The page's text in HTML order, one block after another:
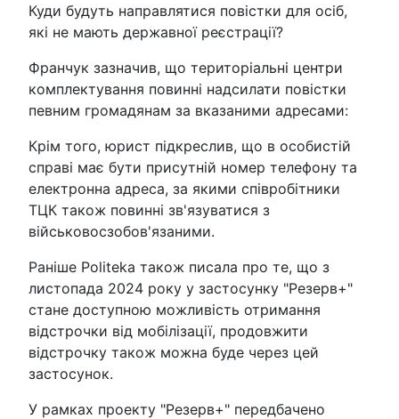
Куди будуть направлятися повістки для осіб,
які не мають державної реєстрації?
Франчук зазначив, що територіальні центри
комплектування повинні надсилати повістки
певним громадянам за вказаними адресами:
Крім того, юрист підкреслив, що в особистій
справі має бути присутній номер телефону та
електронна адреса, за якими співробітники
ТЦК також повинні зв'язуватися з
військовосзобов'язаними.
Раніше Politeka також писала про те, що з
листопада 2024 року у застосунку "Резерв+"
стане доступною можливість отримання
відстрочки від мобілізації, продовжити
відстрочку також можна буде через цей
застосунок.
У рамках проекту "Резерв+" передбачено